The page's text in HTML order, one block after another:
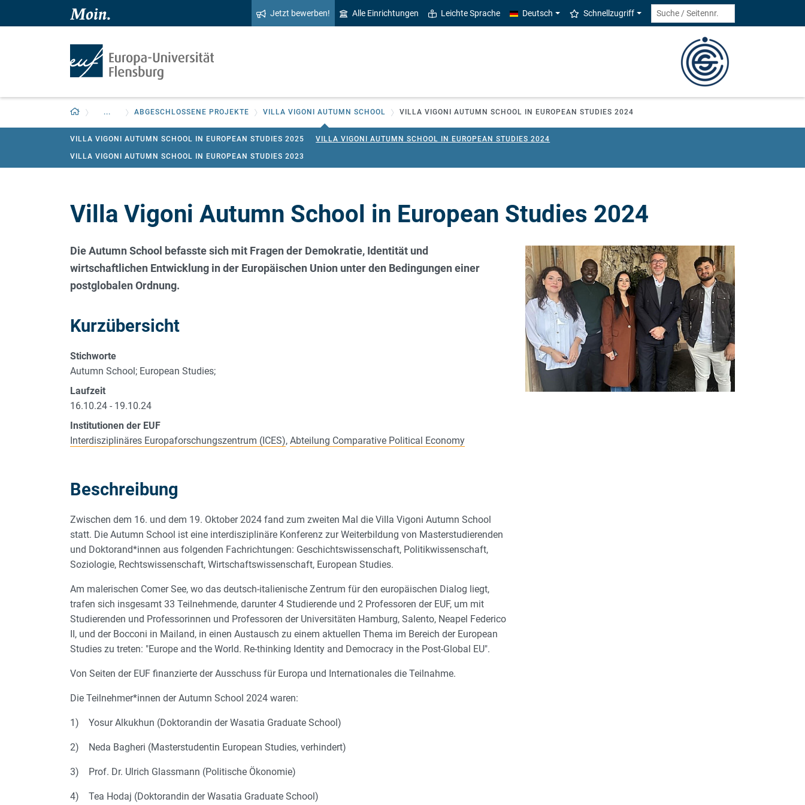
Zum Hauptinhalt springen
Zur Navigation springen
Jetzt bewerben! Alle Einrichtungen Leichte Sprache Deutsch Schnellzugriff
Zurück zur Startseite
... ABGESCHLOSSENE PROJEKTE VILLA VIGONI AUTUMN SCHOOL VILLA VIGONI AUTUMN SCHOOL IN EUROPEAN STUDIES 2024
VILLA VIGONI AUTUMN SCHOOL IN EUROPEAN STUDIES 2025 VILLA VIGONI AUTUMN SCHOOL IN EUROPEAN STUDIES 2024
VILLA VIGONI AUTUMN SCHOOL IN EUROPEAN STUDIES 2023
Villa Vigoni Autumn School in European Studies 2024
Die Autumn School befasste sich mit Fragen der Demokratie, Identität und
wirtschaftlichen Entwicklung in der Europäischen Union unter den Bedingungen einer
postglobalen Ordnung.
Kurzübersicht
Stichworte
Autumn School; European Studies;
Laufzeit
16.10.24 - 19.10.24
Institutionen der EUF
Interdisziplinäres Europaforschungszentrum (ICES), Abteilung Comparative Political Economy
Beschreibung
Zwischen dem 16. und dem 19. Oktober 2024 fand zum zweiten Mal die Villa Vigoni Autumn School
statt. Die Autumn School ist eine interdisziplinäre Konferenz zur Weiterbildung von Masterstudierenden
und Doktorand*innen aus folgenden Fachrichtungen: Geschichtswissenschaft, Politikwissenschaft,
Soziologie, Rechtswissenschaft, Wirtschaftswissenschaft, European Studies.
Am malerischen Comer See, wo das deutsch-italienische Zentrum für den europäischen Dialog liegt,
trafen sich insgesamt 33 Teilnehmende, darunter 4 Studierende und 2 Professoren der EUF, um mit
Studierenden und Professorinnen und Professoren der Universitäten Hamburg, Salento, Neapel Federico
II, und der Bocconi in Mailand, in einen Austausch zu einem aktuellen Thema im Bereich der European
Studies zu treten: "Europe and the World. Re-thinking Identity and Democracy in the Post-Global EU".
Von Seiten der EUF finanzierte der Ausschuss für Europa und Internationales die Teilnahme.
Die Teilnehmer*innen der Autumn School 2024 waren:
1) Yosur Alkukhun (Doktorandin der Wasatia Graduate School)
2) Neda Bagheri (Masterstudentin European Studies, verhindert)
3) Prof. Dr. Ulrich Glassmann (Politische Ökonomie)
4) Tea Hodaj (Doktorandin der Wasatia Graduate School)